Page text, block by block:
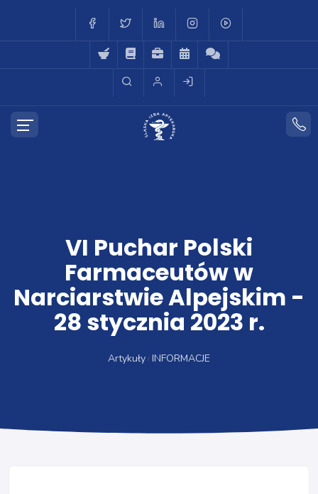
VI Puchar Polski
Farmaceutów w
Narciarstwie Alpejskim -
28 stycznia 2023 r.
Artykuły INFORMACJE